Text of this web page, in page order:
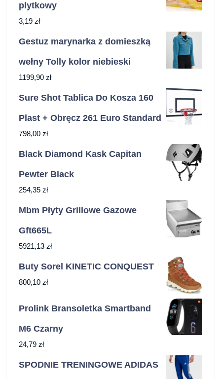
plytkowy
3,19 zł
Gestuz marynarka z domieszką
wełny Tolly kolor niebieski
1199,90 zł
Sure Shot Tablica Do Kosza 160
Plast + Obręcz 261 Euro Standard
798,00 zł
Black Diamond Kask Capitan
Pewter Black
254,35 zł
Mbm Płyty Grillowe Gazowe
Gft665L
5921,13 zł
Buty Sorel KINETIC CONQUEST
800,10 zł
Prolink Bransoletka Smartband
M6 Czarny
24,79 zł
SPODNIE TRENINGOWE ADIDAS